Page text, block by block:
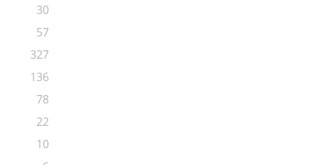
30
57
327
136
78
22
10